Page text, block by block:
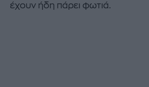
έχουν ήδη πάρει φωτιά.